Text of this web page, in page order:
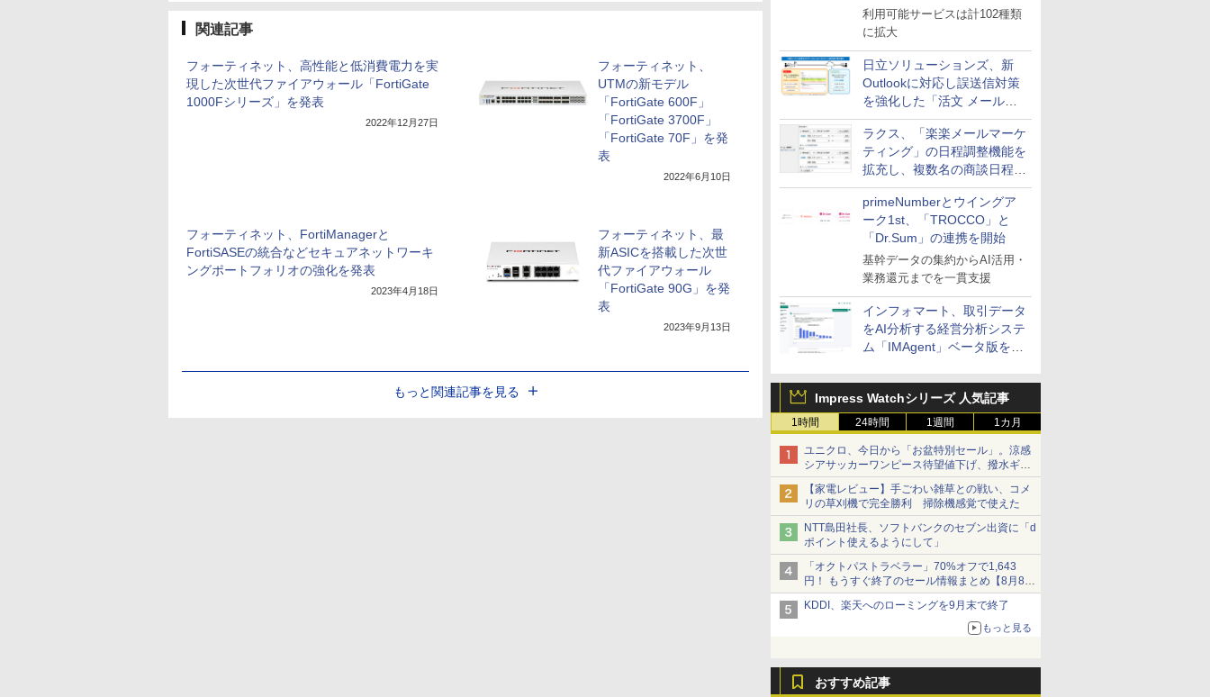
のサービスと連携開始
利用可能サービスは計102種類
に拡大
日立ソリューションズ、新
Outlookに対応し誤送信対策
を強化した「活文 メール誤
送信防止アドインサービス」
を提供
ラクス、「楽楽メールマーケ
ティング」の日程調整機能を
拡充し、複数名の商談日程調
整を効率化
primeNumberとウイングア
ーク1st、「TROCCO」と
「Dr.Sum」の連携を開始
基幹データの集約からAI活用・
業務還元までを一貫支援
インフォマート、取引データ
をAI分析する経営分析システ
ム「IMAgent」ベータ版を提
Impress Watchシリーズ 人気記事
1時間 24時間 1週間 1カ月
ユニクロ、今日から「お盆特別セール」。涼感
シアサッカーワンピース待望値下げ、撥水ギア
ショーツは1990円に
【家電レビュー】手ごわい雑草との戦い、コメ
リの草刈機で完全勝利 掃除機感覚で使えた
NTT島田社長、ソフトバンクのセブン出資に「d
ポイント使えるようにして」
「オクトパストラベラー」70%オフで1,643
円！ もうすぐ終了のセール情報まとめ【8月8日
更新】
ニンテンドーeショップでは「大神 絶景版」が
KDDI、楽天へのローミングを9月末で終了
もっと見る
おすすめ記事
関連記事
フォーティネット、高性能と低消費電力を実
現した次世代ファイアウォール「FortiGate
1000Fシリーズ」を発表
2022年12月27日
フォーティネット、
UTMの新モデル
「FortiGate 600F」
「FortiGate 3700F」
「FortiGate 70F」を発
表
2022年6月10日
フォーティネット、FortiManagerと
FortiSASEの統合などセキュアネットワーキ
ングポートフォリオの強化を発表
2023年4月18日
フォーティネット、最
新ASICを搭載した次世
代ファイアウォール
「FortiGate 90G」を発
表
2023年9月13日
もっと関連記事を見る